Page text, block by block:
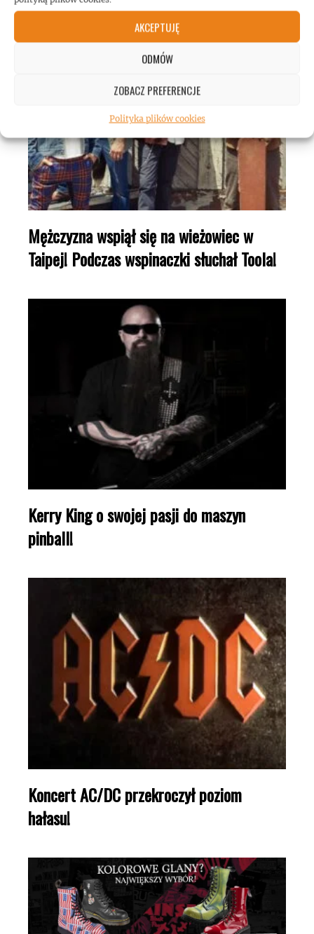
AKCEPTUJĘ
ODMÓW
ZOBACZ PREFERENCJE
Polityka plików cookies
Mężczyzna wspiął się na wieżowiec w
Taipej! Podczas wspinaczki słuchał Toola!
Kerry King o swojej pasji do maszyn
pinball!
Koncert AC/DC przekroczył poziom
hałasu!